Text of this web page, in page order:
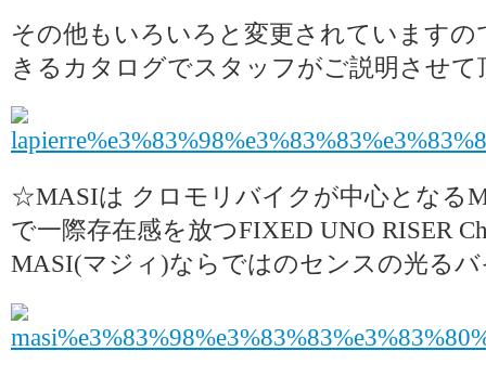
その他もいろいろと変更されています
きるカタログでスタッフがご説明させて
☆MASIは クロモリバイクが中心となる
で一際存在感を放つFIXED UNO RISER
MASI(マジィ)ならではのセンスの光る